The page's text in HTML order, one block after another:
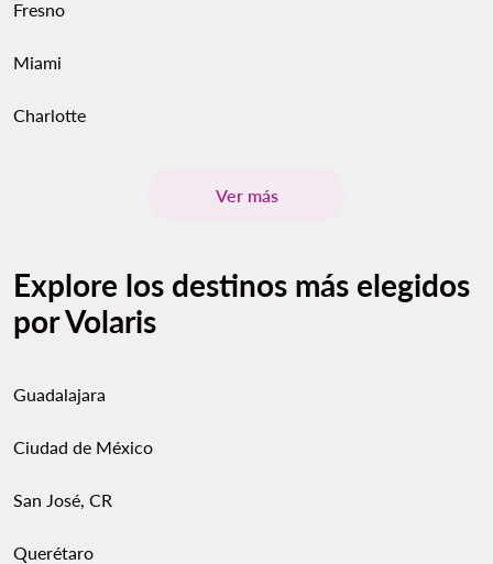
Fresno
Miami
Charlotte
Ver más
Explore los destinos más elegidos
por Volaris
Guadalajara
Ciudad de México
San José, CR
Querétaro